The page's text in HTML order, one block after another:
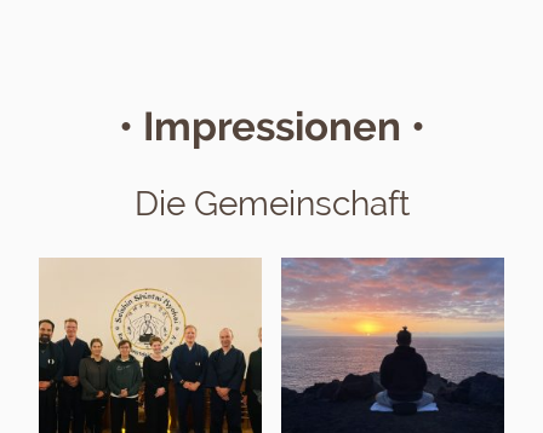
• Impressionen •
Die Gemeinschaft